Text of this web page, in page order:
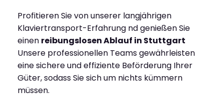
Profitieren Sie von unserer langjährigen
Klaviertransport-Erfahrung nd genießen Sie
einen reibungslosen Ablauf in Stuttgart
Unsere professionellen Teams gewährleisten
eine sichere und effiziente Beförderung Ihrer
Güter, sodass Sie sich um nichts kümmern
müssen.